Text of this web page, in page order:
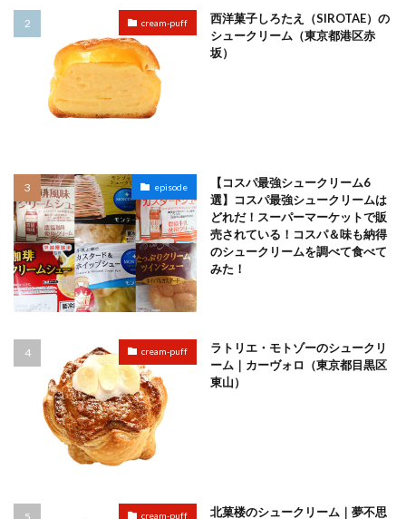
cream-puff
西洋菓子しろたえ（SIROTAE）の
シュークリーム（東京都港区赤
坂）
episode
【コスパ最強シュークリーム6
選】コスパ最強シュークリームは
どれだ！スーパーマーケットで販
売されている！コスパ＆味も納得
のシュークリームを調べて食べて
みた！
cream-puff
ラトリエ・モトゾーのシュークリ
ーム｜カーヴォロ（東京都目黒区
東山）
cream-puff
北菓楼のシュークリーム｜夢不思